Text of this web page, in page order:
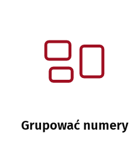
Grupować numery